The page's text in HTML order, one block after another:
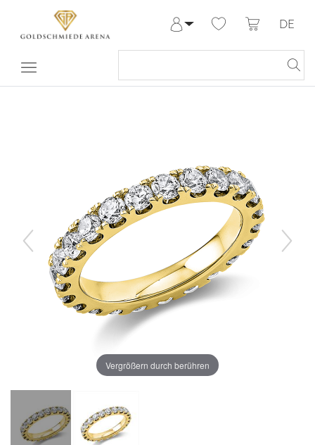
Meine Bestellungen
DE
Vergrößern durch berühren